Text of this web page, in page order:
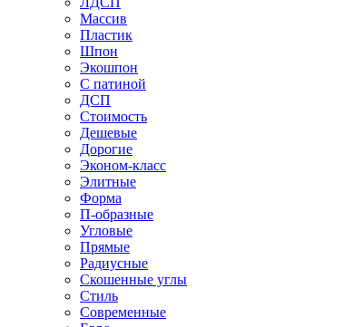
Массив
Пластик
Шпон
Экошпон
С патиной
ДСП
Стоимость
Дешевые
Дорогие
Эконом-класс
Элитные
Форма
П-образные
Угловые
Прямые
Радиусные
Скошенные углы
Стиль
Современные